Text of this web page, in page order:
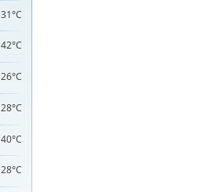
31°C
42°C
26°C
28°C
40°C
28°C